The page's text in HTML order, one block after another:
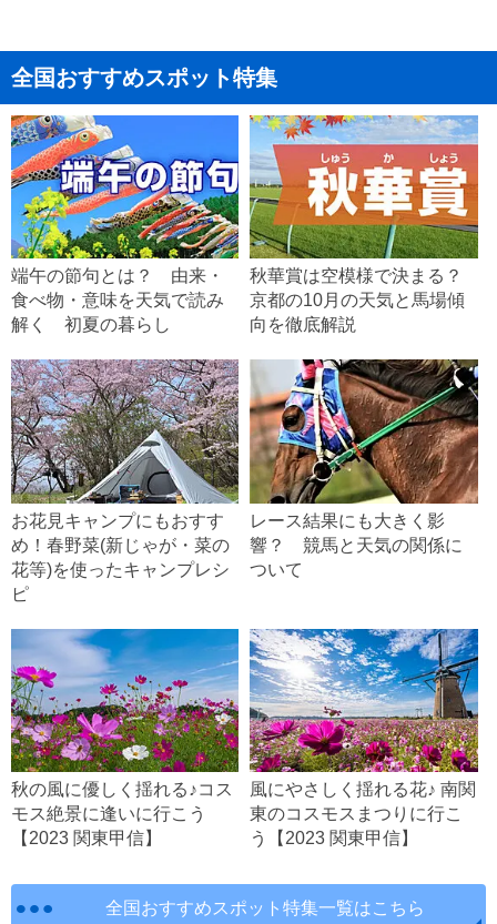
全国おすすめスポット特集
端午の節句とは？ 由来・
食べ物・意味を天気で読み
解く 初夏の暮らし
秋華賞は空模様で決まる？
京都の10月の天気と馬場傾
向を徹底解説
お花見キャンプにもおすす
め！春野菜(新じゃが・菜の
花等)を使ったキャンプレシ
ピ
レース結果にも大きく影
響？ 競馬と天気の関係に
ついて
秋の風に優しく揺れる♪コス
モス絶景に逢いに行こう
【2023 関東甲信】
風にやさしく揺れる花♪ 南関
東のコスモスまつりに行こ
う【2023 関東甲信】
全国おすすめスポット特集一覧はこちら